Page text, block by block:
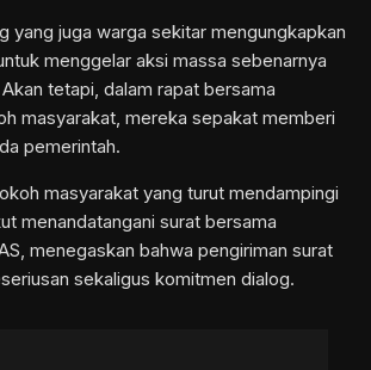
yang juga warga sekitar mengungkapkan
menggelar aksi massa sebenarnya
tetapi, dalam rapat bersama
masyarakat, mereka sepakat memberi
pemerintah.
masyarakat yang turut mendampingi
menandatangani surat bersama
menegaskan bahwa pengiriman surat
sekaligus komitmen dialog.